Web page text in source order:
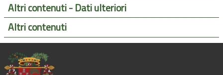
Altri contenuti - Dati ulteriori
Altri contenuti